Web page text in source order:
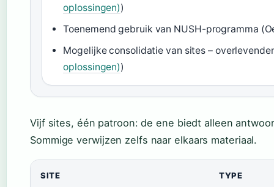
oplossingen))
Toenemend gebruik van NUSH-programma
Mogelijke consolidatie van sites –
oplossingen))
Vijf sites, één patroon: de ene biedt alleen
Sommige verwijzen zelfs naar elkaars materiaal.
SITE TYPE